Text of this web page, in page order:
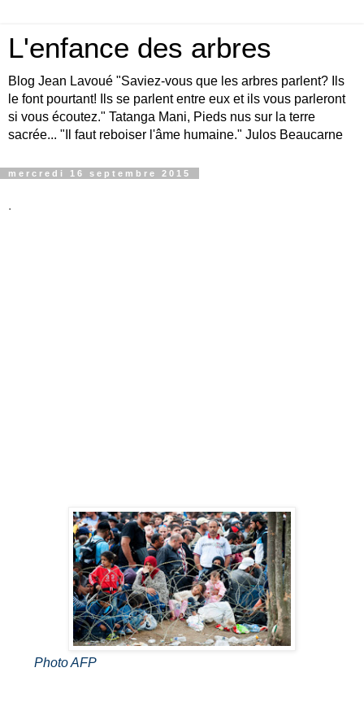
L'enfance des arbres
Blog Jean Lavoué "Saviez-vous que les arbres parlent? Ils
le font pourtant! Ils se parlent entre eux et ils vous parleront
si vous écoutez." Tatanga Mani, Pieds nus sur la terre
sacrée... "Il faut reboiser l'âme humaine." Julos Beaucarne
mercredi 16 septembre 2015
.
Photo AFP